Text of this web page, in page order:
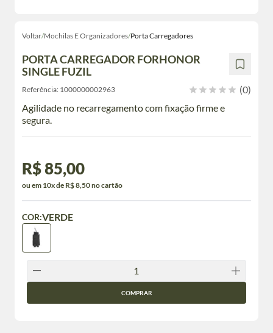
Voltar/Mochilas E Organizadores/Porta Carregadores
PORTA CARREGADOR FORHONOR
SINGLE FUZIL
Referência: 1000000002963
(0)
Agilidade no recarregamento com fixação firme e
segura.
R$ 85,00
ou em 10x de R$ 8,50 no cartão
COR:VERDE
COMPRAR